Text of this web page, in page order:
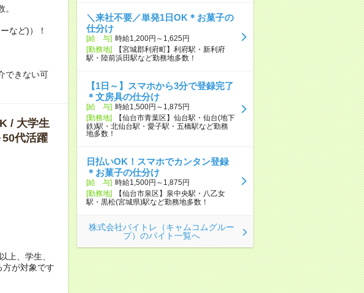
など)）！
できない可
/ 大学生
代活躍
上、学生、
が対象です
＼来社不要／単発1日OK＊お菓子の
仕分け
[給 与] 時給1,200円～1,625円
[勤務地]
【宮城郡利府町】利府駅・新利府
駅・陸前浜田駅など勤務地多数！
【1日～】スマホから3分で登録完了
＊文房具の仕分け
[給 与] 時給1,500円～1,875円
[勤務地]
【仙台市青葉区】仙台駅・仙台(地下
鉄)駅・北仙台駅・愛子駅・五橋駅など勤務
地多数！
日払いOK！スマホでカンタン登録
＊お菓子の仕分け
[給 与] 時給1,500円～1,875円
[勤務地]
【仙台市泉区】泉中央駅・八乙女
駅・黒松(宮城県)駅など勤務地多数！
株式会社バイトレ（キャムコムグルー
プ）のバイト一覧へ